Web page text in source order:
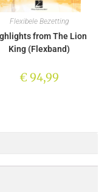
Flexibele Bezetting
from The Lion
King (Flexband)
€94,99